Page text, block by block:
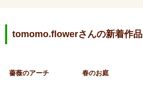
tomomo.flowerさんの新着作品
薔薇のアーチ 春のお庭